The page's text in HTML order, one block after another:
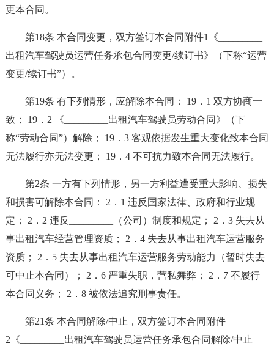
更本合同。
第18条 本合同变更，双方签订本合同附件1《_________
出租汽车驾驶员运营任务承包合同变更/续订书》（下称“运营
变更/续订书”）。
第19条 有下列情形，应解除本合同： 19．1 双方协商一
致； 19．2 《_________出租汽车驾驶员劳动合同》（下
称“劳动合同”）解除； 19．3 客观依据发生重大变化致本合同
无法履行亦无法变更； 19．4 不可抗力致本合同无法履行。
第2条 一方有下列情形，另一方利益遭受重大影响、损失
和损害可解除本合同： 2．1 违反国家法律、政府和行业规
定； 2．2 违反_________（公司）制度和规定； 2．3 失去从
事出租汽车经营管理资质； 2．4 失去从事出租汽车运营服务
资质； 2．5 失去从事出租汽车运营服务劳动能力（暂时失去
可中止本合同）； 2．6 严重失职，营私舞弊； 2．7 不履行
本合同义务； 2．8 被依法追究刑事责任。
第21条 本合同解除/中止，双方签订本合同附件
2《_________出租汽车驾驶员运营任务承包合同解除/中止